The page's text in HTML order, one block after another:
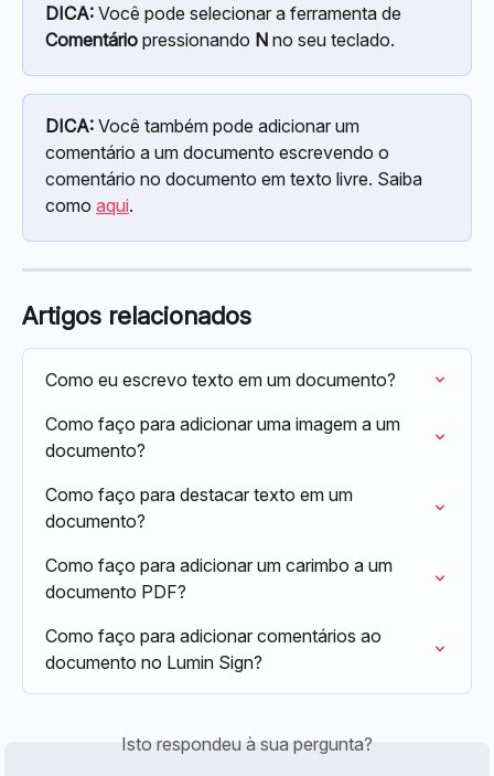
DICA: Você pode selecionar a ferramenta de
Comentário pressionando N no seu teclado.
DICA: Você também pode adicionar um
comentário a um documento escrevendo o
comentário no documento em texto livre. Saiba
como aqui.
Artigos relacionados
Como eu escrevo texto em um documento?
Como faço para adicionar uma imagem a um
documento?
Como faço para destacar texto em um
documento?
Como faço para adicionar um carimbo a um
documento PDF?
Como faço para adicionar comentários ao
documento no Lumin Sign?
Isto respondeu à sua pergunta?